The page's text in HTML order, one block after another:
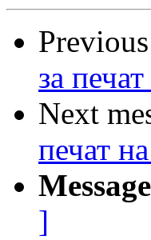
за
Next
печат
]